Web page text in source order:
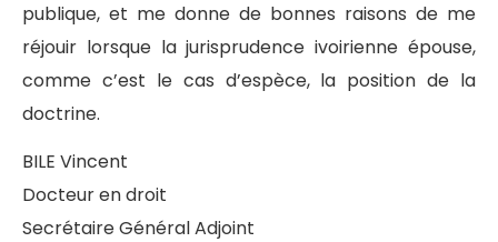
publique, et me donne de bonnes raisons de me
réjouir lorsque la jurisprudence ivoirienne épouse,
comme c’est le cas d’espèce, la position de la
doctrine.
BILE Vincent
Docteur en droit
Secrétaire Général Adjoint